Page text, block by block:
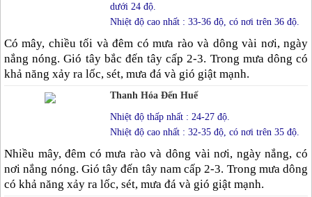
dưới 24 độ.
Nhiệt độ cao nhất : 33-36 độ, có nơi trên 36 độ.
Có mây, chiều tối và đêm có mưa rào và dông vài nơi, ngày
nắng nóng. Gió tây bắc đến tây cấp 2-3. Trong mưa dông có
khả năng xảy ra lốc, sét, mưa đá và gió giật mạnh.
Thanh Hóa Đến Huế
Nhiệt độ thấp nhất : 24-27 độ.
Nhiệt độ cao nhất : 32-35 độ, có nơi trên 35 độ.
Nhiều mây, đêm có mưa rào và dông vài nơi, ngày nắng, có
nơi nắng nóng. Gió tây đến tây nam cấp 2-3. Trong mưa dông
có khả năng xảy ra lốc, sét, mưa đá và gió giật mạnh.